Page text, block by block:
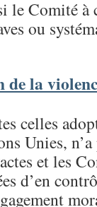
le Comité à
ou
la
celles
Unies,
et les
d’en